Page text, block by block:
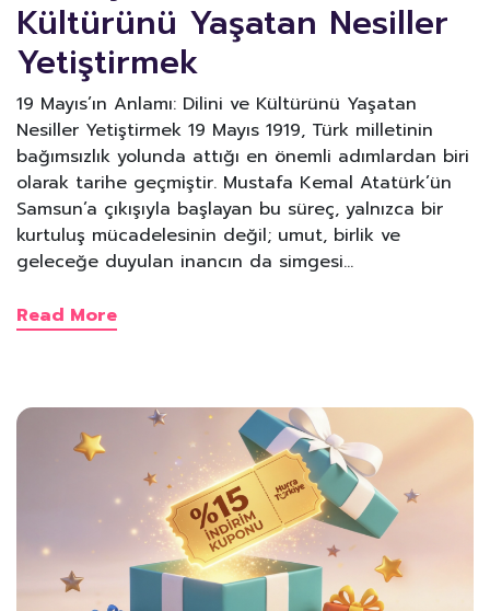
Kültürünü Yaşatan Nesiller
Yetiştirmek
19 Mayıs’ın Anlamı: Dilini ve Kültürünü Yaşatan
Nesiller Yetiştirmek 19 Mayıs 1919, Türk milletinin
bağımsızlık yolunda attığı en önemli adımlardan biri
olarak tarihe geçmiştir. Mustafa Kemal Atatürk’ün
Samsun’a çıkışıyla başlayan bu süreç, yalnızca bir
kurtuluş mücadelesinin değil; umut, birlik ve
geleceğe duyulan inancın da simgesi…
Read More